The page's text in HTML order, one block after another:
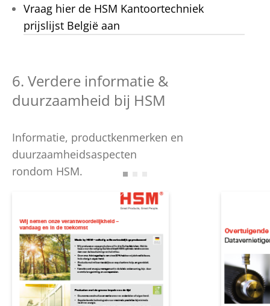
Vraag hier de HSM Kantoortechniek
prijslijst België aan
6. Verdere informatie &
duurzaamheid bij HSM
Informatie, productkenmerken en
duurzaamheidsaspecten
rondom HSM.